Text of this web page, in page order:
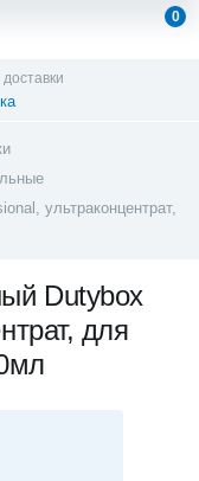
0
ультраконцентрат,
Dutybox
для